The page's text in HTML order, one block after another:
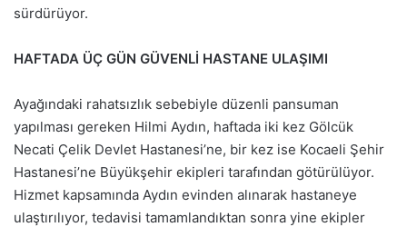
sürdürüyor.
HAFTADA ÜÇ GÜN GÜVENLİ HASTANE ULAŞIMI
Ayağındaki rahatsızlık sebebiyle düzenli pansuman
yapılması gereken Hilmi Aydın, haftada iki kez Gölcük
Necati Çelik Devlet Hastanesi’ne, bir kez ise Kocaeli Şehir
Hastanesi’ne Büyükşehir ekipleri tarafından götürülüyor.
Hizmet kapsamında Aydın evinden alınarak hastaneye
ulaştırılıyor, tedavisi tamamlandıktan sonra yine ekipler